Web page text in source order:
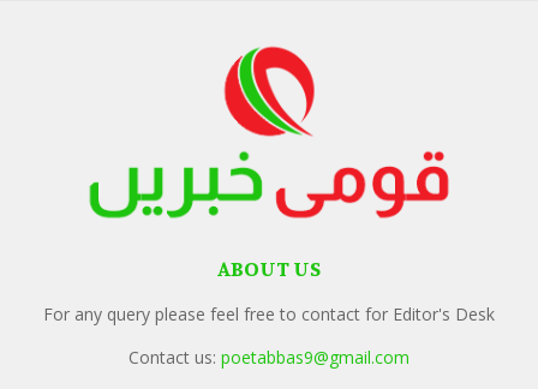
ABOUT US
For any query please feel free to contact for Editor's Desk
Contact us: poetabbas9@gmail.com